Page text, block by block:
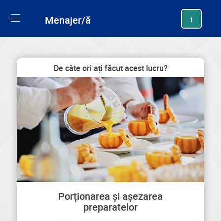
Menajer/ă 1
De câte ori ați făcut acest lucru?
Porționarea și așezarea
preparatelor